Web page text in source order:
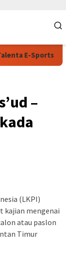
Sports Daerah
–
(LKPI)
kajian mengenai
atau paslon
Timur